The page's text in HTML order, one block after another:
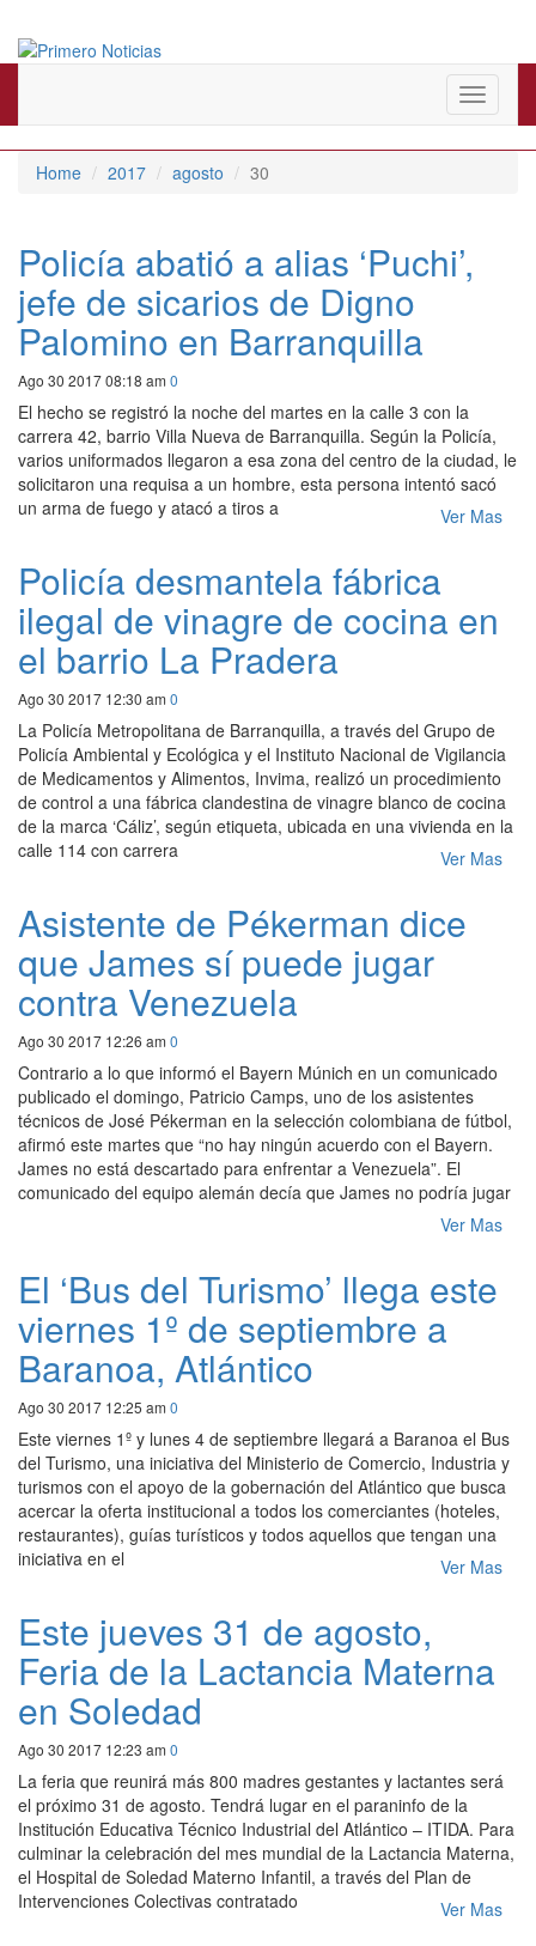
Primero Noticias
Toggle
Home 2017 agosto 30
Policía abatió a alias ‘Puchi’,
jefe de sicarios de Digno
Palomino en Barranquilla
Ago 30 2017 08:18 am 0
El hecho se registró la noche del martes en la calle 3 con la
carrera 42, barrio Villa Nueva de Barranquilla. Según la Policía,
varios uniformados llegaron a esa zona del centro de la ciudad, le
solicitaron una requisa a un hombre, esta persona intentó sacó
un arma de fuego y atacó a tiros a
Ver Mas
Policía desmantela fábrica
ilegal de vinagre de cocina en
el barrio La Pradera
Ago 30 2017 12:30 am 0
La Policía Metropolitana de Barranquilla, a través del Grupo de
Policía Ambiental y Ecológica y el Instituto Nacional de Vigilancia
de Medicamentos y Alimentos, Invima, realizó un procedimiento
de control a una fábrica clandestina de vinagre blanco de cocina
de la marca ‘Cáliz’, según etiqueta, ubicada en una vivienda en la
calle 114 con carrera
Ver Mas
Asistente de Pékerman dice
que James sí puede jugar
contra Venezuela
Ago 30 2017 12:26 am 0
Contrario a lo que informó el Bayern Múnich en un comunicado
publicado el domingo, Patricio Camps, uno de los asistentes
técnicos de José Pékerman en la selección colombiana de fútbol,
afirmó este martes que “no hay ningún acuerdo con el Bayern.
James no está descartado para enfrentar a Venezuela”. El
comunicado del equipo alemán decía que James no podría jugar
Ver Mas
El ‘Bus del Turismo’ llega este
viernes 1º de septiembre a
Baranoa, Atlántico
Ago 30 2017 12:25 am 0
Este viernes 1º y lunes 4 de septiembre llegará a Baranoa el Bus
del Turismo, una iniciativa del Ministerio de Comercio, Industria y
turismos con el apoyo de la gobernación del Atlántico que busca
acercar la oferta institucional a todos los comerciantes (hoteles,
restaurantes), guías turísticos y todos aquellos que tengan una
iniciativa en el
Ver Mas
Este jueves 31 de agosto,
Feria de la Lactancia Materna
en Soledad
Ago 30 2017 12:23 am 0
La feria que reunirá más 800 madres gestantes y lactantes será
el próximo 31 de agosto. Tendrá lugar en el paraninfo de la
Institución Educativa Técnico Industrial del Atlántico – ITIDA. Para
culminar la celebración del mes mundial de la Lactancia Materna,
el Hospital de Soledad Materno Infantil, a través del Plan de
Intervenciones Colectivas contratado
Ver Mas